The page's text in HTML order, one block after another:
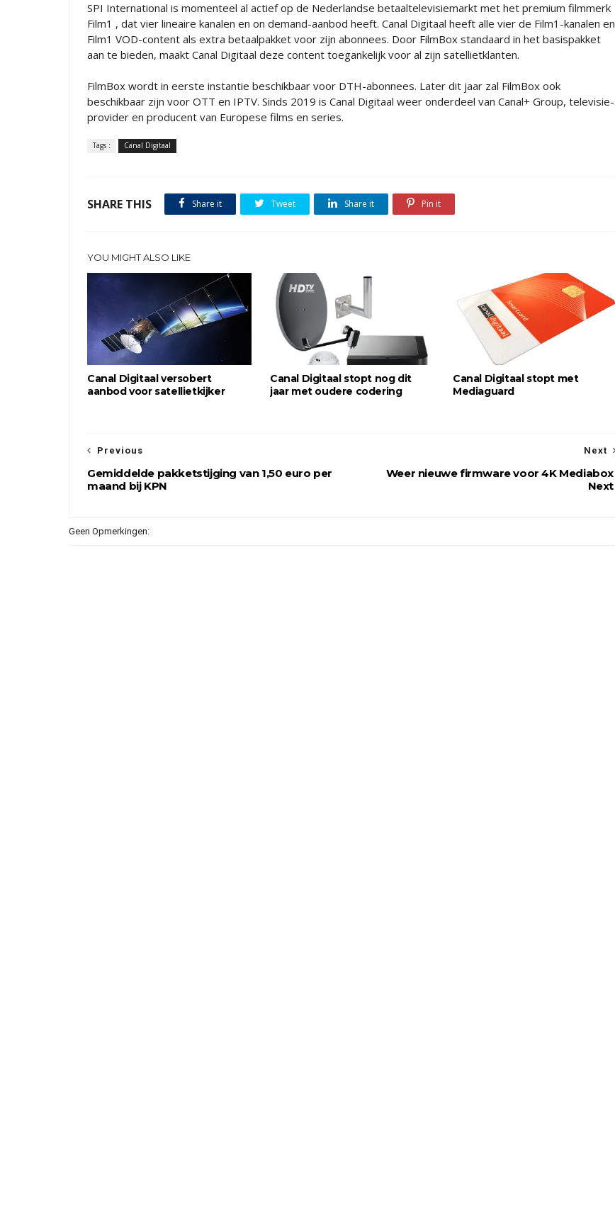
SPI International is momenteel al actief op de Nederlandse betaaltelevisiemarkt met het premium filmmerk
Film1 , dat vier lineaire kanalen en on demand-aanbod heeft. Canal Digitaal heeft alle vier de Film1-kanalen en
Film1 VOD-content als extra betaalpakket voor zijn abonnees. Door FilmBox standaard in het basispakket
aan te bieden, maakt Canal Digitaal deze content toegankelijk voor al zijn satellietklanten.
FilmBox wordt in eerste instantie beschikbaar voor DTH-abonnees. Later dit jaar zal FilmBox ook
beschikbaar zijn voor OTT en IPTV. Sinds 2019 is Canal Digitaal weer onderdeel van Canal+ Group, televisie-
provider en producent van Europese films en series.
Tags : Canal Digitaal
SHARE THIS Share it Tweet Share it Pin it
YOU MIGHT ALSO LIKE
Canal Digitaal versobert
aanbod voor satellietkijker
Canal Digitaal stopt nog dit
jaar met oudere codering
Canal Digitaal stopt met
Mediaguard
Next
Weer nieuwe firmware voor 4K Mediabox
Next
Previous
Gemiddelde pakketstijging van 1,50 euro per
maand bij KPN
Geen Opmerkingen: